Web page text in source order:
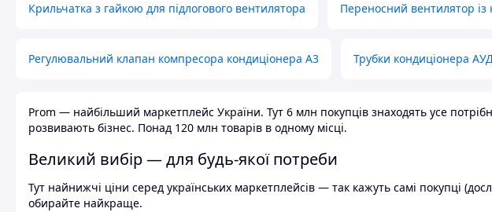
Крильчатка з гайкою для підлогового вентилятора Переносний вентилятор
Регулювальний клапан компресора кондиціонера А3 Трубки кондиціонера
Prom — найбільший маркетплейс України. Тут 6 млн покупців знаходять усе
розвивають бізнес. Понад 120 млн товарів в одному місці.
Великий вибір — для будь-якої потреби
Тут найнижчі ціни серед українських маркетплейсів — так кажуть самі покупці
обирайте найкраще.